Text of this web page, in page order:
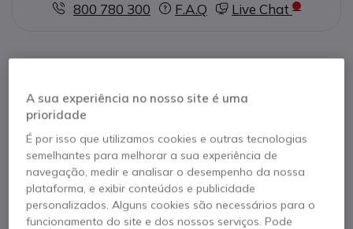
800 780 300
F.A.Q Live Chat
Descrição produto
Doro Phone Easy 312cs
Telefone com botões grande e fácil de usar
A sua experiência no nosso site é uma
prioridade
É por isso que utilizamos cookies e outras tecnologias
semelhantes para melhorar a sua experiência de
navegação, medir e analisar o desempenho da nossa
plataforma, e exibir conteúdos e publicidade
personalizados. Alguns cookies são necessários para o
funcionamento do site e dos nossos serviços. Pode